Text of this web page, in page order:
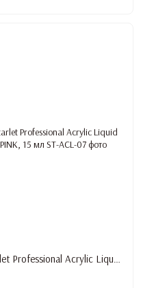
Рідкий полігель Starlet Professional Acrylic Liquid Gel MED YELLOW PINK, 15 мл